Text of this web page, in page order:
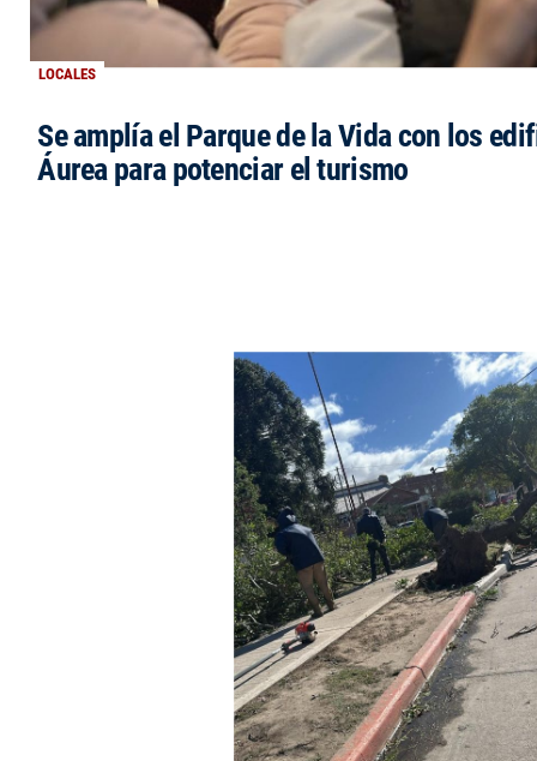
LOCALES
Se amplía el Parque de la Vida con los
Áurea para potenciar el turismo